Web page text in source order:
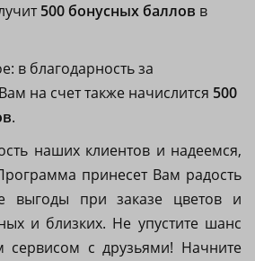
500 бонусных баллов в
в благодарность за
на счет также начислится 500
.
наших клиентов и надеемся,
принесет Вам радость
выгоды при заказе цветов и
и близких. Не упустите шанс
сервисом с друзьями! Начните